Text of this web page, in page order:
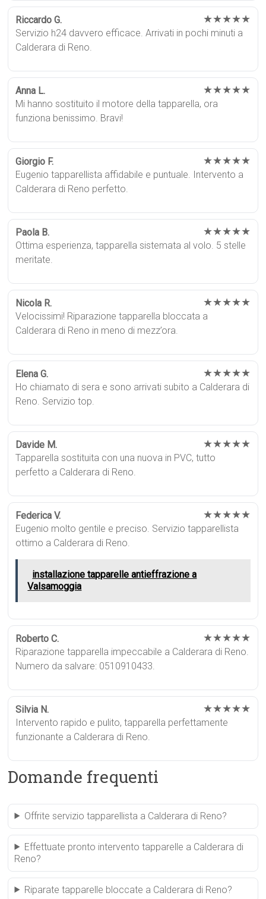
Riccardo G. ★★★★★
Servizio h24 davvero efficace. Arrivati in pochi minuti a
Calderara di Reno.
Anna L. ★★★★★
Mi hanno sostituito il motore della tapparella, ora
funziona benissimo. Bravi!
Giorgio F. ★★★★★
Eugenio tapparellista affidabile e puntuale. Intervento a
Calderara di Reno perfetto.
Paola B. ★★★★★
Ottima esperienza, tapparella sistemata al volo. 5 stelle
meritate.
Nicola R. ★★★★★
Velocissimi! Riparazione tapparella bloccata a
Calderara di Reno in meno di mezz’ora.
Elena G. ★★★★★
Ho chiamato di sera e sono arrivati subito a Calderara di
Reno. Servizio top.
Davide M. ★★★★★
Tapparella sostituita con una nuova in PVC, tutto
perfetto a Calderara di Reno.
Federica V. ★★★★★
Eugenio molto gentile e preciso. Servizio tapparellista
ottimo a Calderara di Reno.
installazione tapparelle antieffrazione a
Valsamoggia
Roberto C. ★★★★★
Riparazione tapparella impeccabile a Calderara di Reno.
Numero da salvare: 0510910433.
Silvia N. ★★★★★
Intervento rapido e pulito, tapparella perfettamente
funzionante a Calderara di Reno.
Domande frequenti
Offrite servizio tapparellista a Calderara di Reno?
Effettuate pronto intervento tapparelle a Calderara di
Reno?
Riparate tapparelle bloccate a Calderara di Reno?